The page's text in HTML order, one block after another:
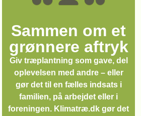
Sammen om et
grønnere aftryk
Giv træplantning som gave, del
oplevelsen med andre – eller
gør det til en fælles indsats i
familien, på arbejdet eller i
foreningen. Klimatræ.dk gør det